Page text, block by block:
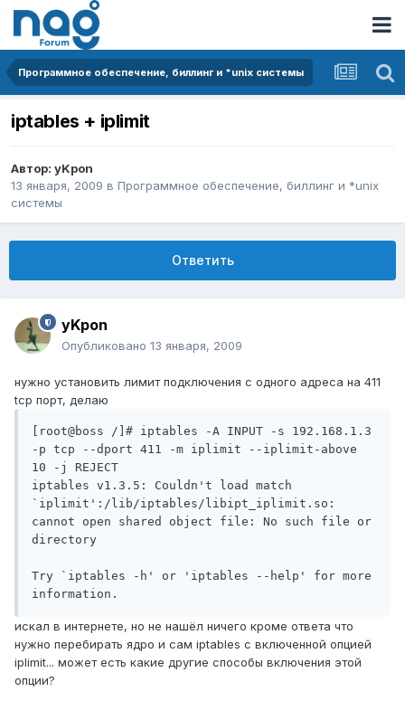
Программное обеспечение, биллинг и *unix системы
iptables + iplimit
Автор: yKpon
13 января, 2009 в Программное обеспечение, биллинг и *unix
системы
Ответить
yKpon
Опубликовано 13 января, 2009
нужно установить лимит подключения с одного адреса на 411
tcp порт, делаю
[root@boss /]# iptables -A INPUT -s 192.168.1.3
-p tcp --dport 411 -m iplimit --iplimit-above
10 -j REJECT
iptables v1.3.5: Couldn't load match
`iplimit':/lib/iptables/libipt_iplimit.so:
cannot open shared object file: No such file or
directory
Try `iptables -h' or 'iptables --help' for more
information.
искал в интернете, но не нашёл ничего кроме ответа что
нужно перебирать ядро и сам iptables с включенной опцией
iplimit... может есть какие другие способы включения этой
опции?